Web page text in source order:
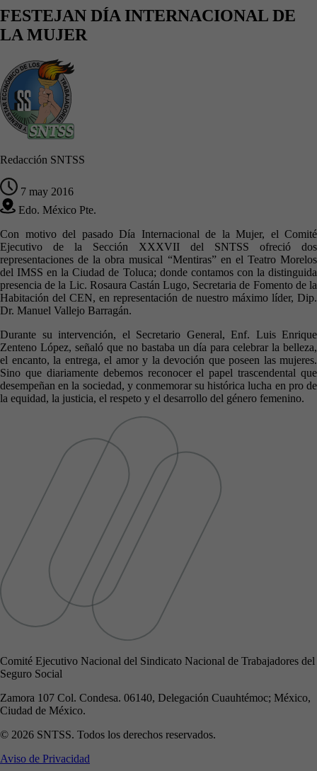
FESTEJAN DÍA INTERNACIONAL DE
LA MUJER
Redacción SNTSS
7 may 2016
Edo. México Pte.
Con motivo del pasado Día Internacional de la Mujer, el Comité
Ejecutivo de la Sección XXXVII del SNTSS ofreció dos
representaciones de la obra musical “Mentiras” en el Teatro Morelos
del IMSS en la Ciudad de Toluca; donde contamos con la distinguida
presencia de la Lic. Rosaura Castán Lugo, Secretaria de Fomento de la
Habitación del CEN, en representación de nuestro máximo líder, Dip.
Dr. Manuel Vallejo Barragán.
Durante su intervención, el Secretario General, Enf. Luis Enrique
Zenteno López, señaló que no bastaba un día para celebrar la belleza,
el encanto, la entrega, el amor y la devoción que poseen las mujeres.
Sino que diariamente debemos reconocer el papel trascendental que
desempeñan en la sociedad, y conmemorar su histórica lucha en pro de
la equidad, la justicia, el respeto y el desarrollo del género femenino.
Comité Ejecutivo Nacional del Sindicato Nacional de Trabajadores del
Seguro Social
Zamora 107 Col. Condesa. 06140, Delegación Cuauhtémoc; México,
Ciudad de México.
© 2026 SNTSS. Todos los derechos reservados.
Aviso de Privacidad